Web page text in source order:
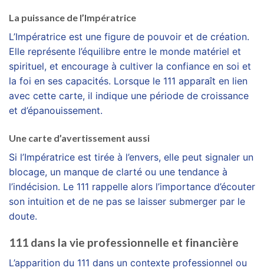
La puissance de l’Impératrice
L’Impératrice est une figure de pouvoir et de création.
Elle représente l’équilibre entre le monde matériel et
spirituel, et encourage à cultiver la confiance en soi et
la foi en ses capacités. Lorsque le 111 apparaît en lien
avec cette carte, il indique une période de croissance
et d’épanouissement.
Une carte d’avertissement aussi
Si l’Impératrice est tirée à l’envers, elle peut signaler un
blocage, un manque de clarté ou une tendance à
l’indécision. Le 111 rappelle alors l’importance d’écouter
son intuition et de ne pas se laisser submerger par le
doute.
111 dans la vie professionnelle et financière
L’apparition du 111 dans un contexte professionnel ou